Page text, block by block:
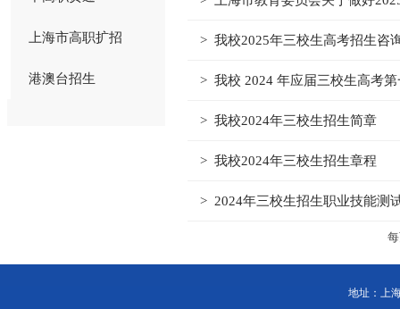
上海市高职扩招
港澳台招生
> 我校2025年三校生高考招生咨
> 我校 2024 年应届三校生高考
> 我校2024年三校生招生简章
> 我校2024年三校生招生章程
> 2024年三校生招生职业技能测
地址：上